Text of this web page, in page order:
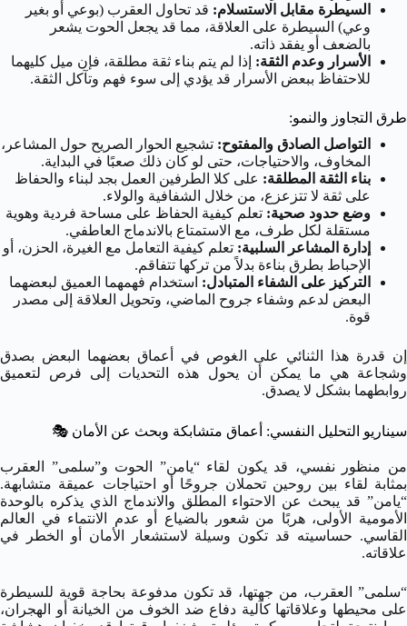
السيطرة مقابل الاستسلام: قد تحاول العقرب (بوعي أو بغير
وعي) السيطرة على العلاقة، مما قد يجعل الحوت يشعر
بالضعف أو يفقد ذاته.
الأسرار وعدم الثقة: إذا لم يتم بناء ثقة مطلقة، فإن ميل كليهما
للاحتفاظ ببعض الأسرار قد يؤدي إلى سوء فهم وتآكل الثقة.
طرق التجاوز والنمو:
التواصل الصادق والمفتوح: تشجيع الحوار الصريح حول المشاعر،
المخاوف، والاحتياجات، حتى لو كان ذلك صعبًا في البداية.
بناء الثقة المطلقة: على كلا الطرفين العمل بجد لبناء والحفاظ
على ثقة لا تتزعزع، من خلال الشفافية والولاء.
وضع حدود صحية: تعلم كيفية الحفاظ على مساحة فردية وهوية
مستقلة لكل طرف، مع الاستمتاع بالاندماج العاطفي.
إدارة المشاعر السلبية: تعلم كيفية التعامل مع الغيرة، الحزن، أو
الإحباط بطرق بناءة بدلاً من تركها تتفاقم.
التركيز على الشفاء المتبادل: استخدام فهمهما العميق لبعضهما
البعض لدعم وشفاء جروح الماضي، وتحويل العلاقة إلى مصدر
قوة.
إن قدرة هذا الثنائي على الغوص في أعماق بعضهما البعض بصدق
وشجاعة هي ما يمكن أن يحول هذه التحديات إلى فرص لتعميق
روابطهما بشكل لا يصدق.
سيناريو التحليل النفسي: أعماق متشابكة وبحث عن الأمان 🎭
من منظور نفسي، قد يكون لقاء “يامن” الحوت و”سلمى” العقرب
بمثابة لقاء بين روحين تحملان جروحًا أو احتياجات عميقة متشابهة.
“يامن” قد يبحث عن الاحتواء المطلق والاندماج الذي يذكره بالوحدة
الأمومية الأولى، هربًا من شعور بالضياع أو عدم الانتماء في العالم
القاسي. حساسيته قد تكون وسيلة لاستشعار الأمان أو الخطر في
علاقاته.
“سلمى” العقرب، من جهتها، قد تكون مدفوعة بحاجة قوية للسيطرة
على محيطها وعلاقاتها كآلية دفاع ضد الخوف من الخيانة أو الهجران،